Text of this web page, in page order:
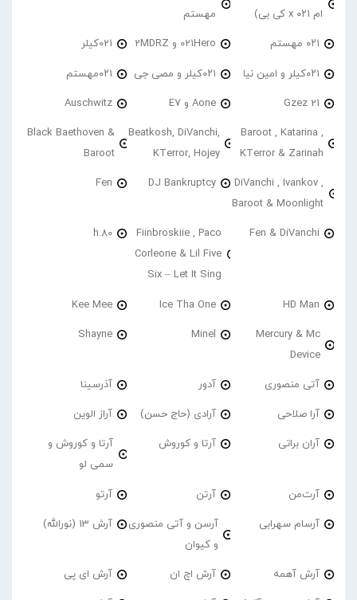
ام ۰۲۱ x کی بی)
مهستم
۰۲۱ مهستم 021Hero و 2MDRZ 021کیلر
۰۲۱کیلر و امین نیا ۰۲۱کیلر و مصی جی ۰۲۱مهستم
21 Gzez Aone و E7 Auschwitz
Baroot , Katarina ,
KTerror & Zarinah
Beatkosh, DiVanchi,
KTerror, Hojey
Black Baethoven &
Baroot
DiVanchi , Ivankov ,
Baroot & Moonlight
DJ Bankruptcy
Fen
Fen & DiVanchi
Fiinbroskiie , Paco
Corleone & Lil Five
Six – Let It Sing
h.80
HD Man
Ice Tha One
Kee Mee
Mercury & Mc
Device
Minel
Shayne
آتی منصوری آدور آذرسینا
آرا صلاحی آرادی (حاج حسن) آراز الوین
آران براتی آرتا و کوروش
آرتا و کوروش و
سمی لو
آرت‌من آرتن آرتو
آرسام سهرابی
آرسن و آتی منصوری
و کیوان
آرش 13 (نورالله)
آرش آهمه آرش اچ ان آرش ای پی